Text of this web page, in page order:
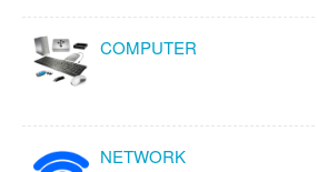
COMPUTER
NETWORK